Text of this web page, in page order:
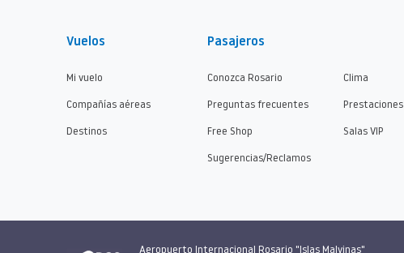
Vuelos
Mi vuelo
Compañías aéreas
Destinos
Pasajeros
Conozca Rosario Clima
Preguntas frecuentes Prestaciones
Free Shop Salas VIP
Sugerencias/Reclamos
Aeropuerto Internacional Rosario "Islas Malvinas"